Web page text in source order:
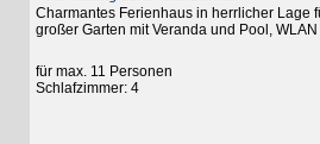
Charmantes Ferienhaus in herrlicher Lage für
großer Garten mit Veranda und Pool, WLAN
für max. 11 Personen
Schlafzimmer: 4